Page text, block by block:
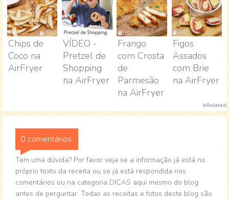
Chips de
Coco na
AirFryer
VÍDEO -
Pretzel de
Shopping
na AirFryer
Frango
com Crosta
de
Parmesão
na AirFryer
Figos
Assados
com Brie
na AirFryer
bRelated
0 comentários:
Tem uma dúvida? Por favor veja se a informação já está no
próprio texto da receita ou se já está respondida nos
comentários ou na categoria DICAS aqui mesmo do blog
antes de perguntar. Todas as receitas e fotos deste blog são